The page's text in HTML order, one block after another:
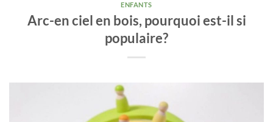
ENFANTS
Arc-en ciel en bois, pourquoi est-il si
populaire?